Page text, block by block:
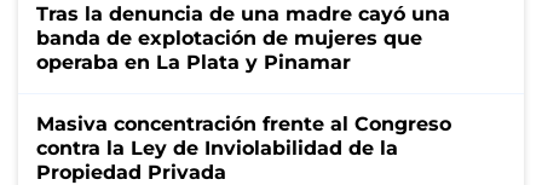
Tras la denuncia de una madre cayó una
banda de explotación de mujeres que
operaba en La Plata y Pinamar
Masiva concentración frente al Congreso
contra la Ley de Inviolabilidad de la
Propiedad Privada